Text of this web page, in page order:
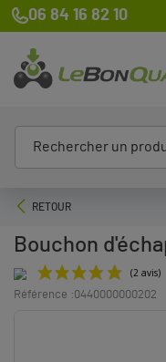
06 84 16 82 10
RETOUR
Bouchon
Référence :0440000000202